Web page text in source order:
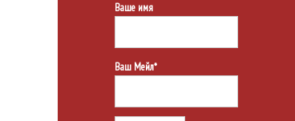
Ваше имя
Ваш Мейл*